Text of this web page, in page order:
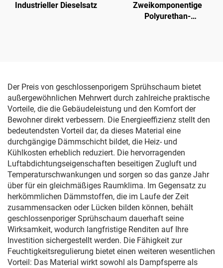
Industrieller Dieselsatz
Zweikomponentige
Polyurethan-
Der Preis von geschlossenporigem Sprühschaum bietet
außergewöhnlichen Mehrwert durch zahlreiche praktische
Vorteile, die die Gebäudeleistung und den Komfort der
Bewohner direkt verbessern. Die Energieeffizienz stellt den
bedeutendsten Vorteil dar, da dieses Material eine
durchgängige Dämmschicht bildet, die Heiz- und
Kühlkosten erheblich reduziert. Die hervorragenden
Luftabdichtungseigenschaften beseitigen Zugluft und
Temperaturschwankungen und sorgen so das ganze Jahr
über für ein gleichmäßiges Raumklima. Im Gegensatz zu
herkömmlichen Dämmstoffen, die im Laufe der Zeit
zusammensacken oder Lücken bilden können, behält
geschlossenporiger Sprühschaum dauerhaft seine
Wirksamkeit, wodurch langfristige Renditen auf Ihre
Investition sichergestellt werden. Die Fähigkeit zur
Feuchtigkeitsregulierung bietet einen weiteren wesentlichen
Vorteil: Das Material wirkt sowohl als Dampfsperre als